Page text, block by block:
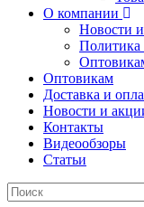
О компании
Новости
Политика
Оптовикам
Доставка и
Новости и
Контакты
Видеообзоры
Статьи